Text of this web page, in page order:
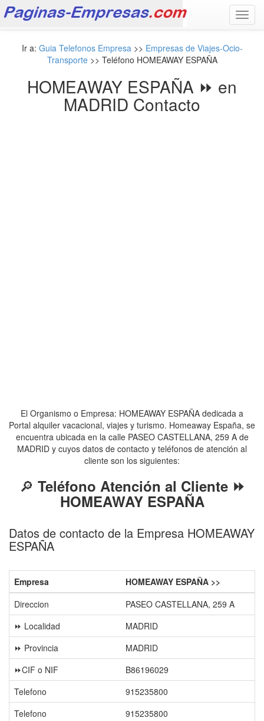
Ir a: Guia Telefonos Empresa>> Empresas de Viajes-Ocio-
Transporte>> Teléfono HOMEAWAY ESPAÑA
HOMEAWAY ESPAÑA ⏩ en
MADRID Contacto
El Organismo o Empresa: HOMEAWAY ESPAÑA dedicada a
Portal alquiler vacacional, viajes y turismo. Homeaway España, se
encuentra ubicada en la calle PASEO CASTELLANA, 259 A de
MADRID y cuyos datos de contacto y teléfonos de atención al
cliente son los siguientes:
🔎 Teléfono Atención al Cliente ⏩
HOMEAWAY ESPAÑA
Datos de contacto de la Empresa HOMEAWAY
ESPAÑA
Empresa
HOMEAWAY ESPAÑA >>
Direccion
PASEO CASTELLANA, 259 A
⏩ Localidad
MADRID
⏩ Provincia
MADRID
⏩CIF o NIF
B86196029
Telefono
915235800
Telefono
915235800